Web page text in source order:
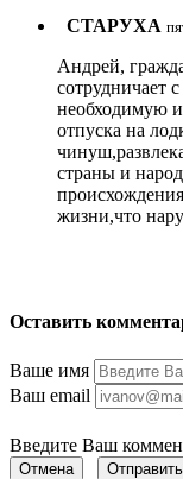
СТАРУХА
Андрей,
сотрудничает
необходимую
отпуска на
страны и
жизни,что
Оставить
Ваше имя
Ваш email
Введите Ваш
Отмена Отправить